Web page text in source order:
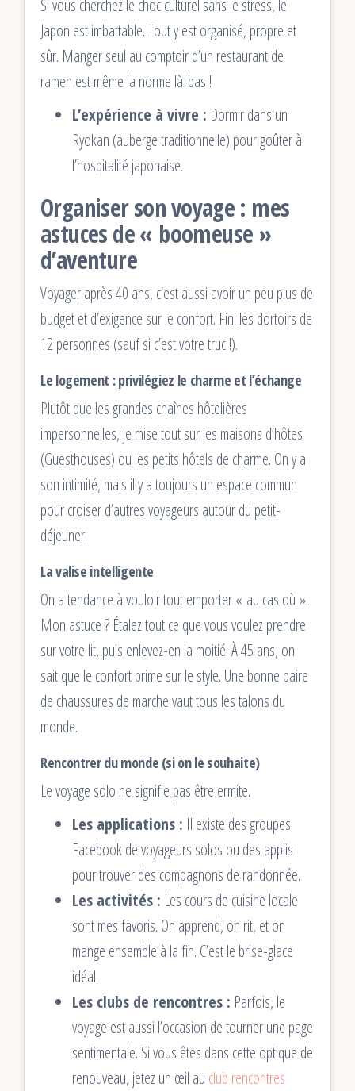
Si vous cherchez le choc culturel sans le stress, le
Japon est imbattable. Tout y est organisé, propre et
sûr. Manger seul au comptoir d’un restaurant de
ramen est même la norme là-bas !
L’expérience à vivre : Dormir dans un
Ryokan (auberge traditionnelle) pour goûter à
l’hospitalité japonaise.
Organiser son voyage : mes
astuces de « boomeuse »
d’aventure
Voyager après 40 ans, c’est aussi avoir un peu plus de
budget et d’exigence sur le confort. Fini les dortoirs de
12 personnes (sauf si c’est votre truc !).
Le logement : privilégiez le charme et l’échange
Plutôt que les grandes chaînes hôtelières
impersonnelles, je mise tout sur les maisons d’hôtes
(Guesthouses) ou les petits hôtels de charme. On y a
son intimité, mais il y a toujours un espace commun
pour croiser d’autres voyageurs autour du petit-
déjeuner.
La valise intelligente
On a tendance à vouloir tout emporter « au cas où ».
Mon astuce ? Étalez tout ce que vous voulez prendre
sur votre lit, puis enlevez-en la moitié. À 45 ans, on
sait que le confort prime sur le style. Une bonne paire
de chaussures de marche vaut tous les talons du
monde.
Rencontrer du monde (si on le souhaite)
Le voyage solo ne signifie pas être ermite.
Les applications : Il existe des groupes
Facebook de voyageurs solos ou des applis
pour trouver des compagnons de randonnée.
Les activités : Les cours de cuisine locale
sont mes favoris. On apprend, on rit, et on
mange ensemble à la fin. C’est le brise-glace
idéal.
Les clubs de rencontres : Parfois, le
voyage est aussi l’occasion de tourner une page
sentimentale. Si vous êtes dans cette optique de
renouveau, jetez un œil au club rencontres